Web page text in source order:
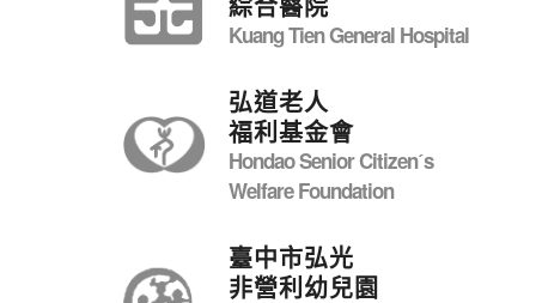
Kuang Tien General Hospital
弘道老人
福利基金會
Hondao Senior Citizenˊs
Welfare Foundation
臺中市弘光
非營利幼兒園